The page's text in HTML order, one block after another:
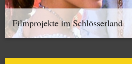
Filmprojekte im Schlösserland